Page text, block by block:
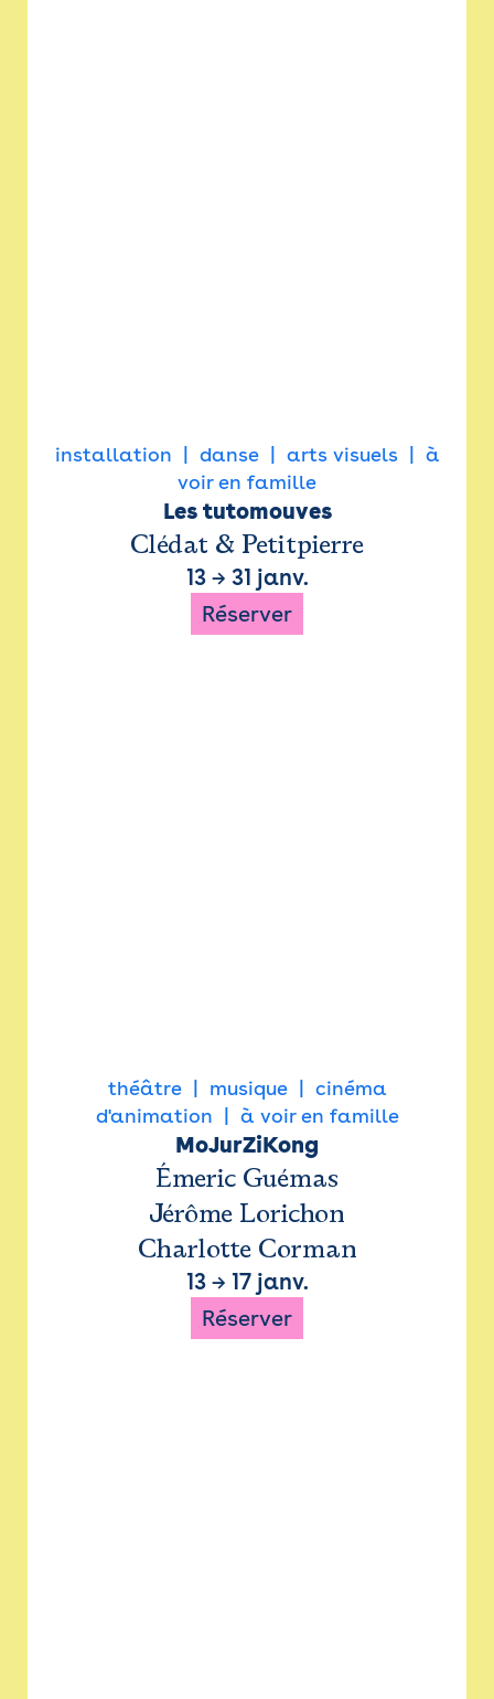
installation danse arts visuels
à
voir en famille
Les tutomouves
Clédat & Petitpierre
13→ 31 janv.
Réserver
théâtre musique
cinéma
d'animation
à voir en famille
MoJurZiKong
Émeric Guémas
Jérôme Lorichon
Charlotte Corman
13→ 17 janv.
Réserver